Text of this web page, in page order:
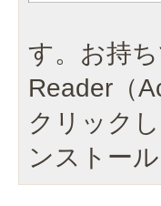
す。お持
Reader（
クリック
ンストー